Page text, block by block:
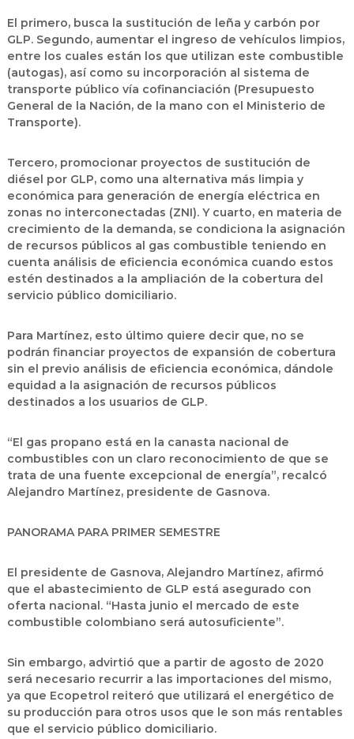
El primero, busca la sustitución de leña y carbón por
GLP. Segundo, aumentar el ingreso de vehículos limpios,
entre los cuales están los que utilizan este combustible
(autogas), así como su incorporación al sistema de
transporte público vía cofinanciación (Presupuesto
General de la Nación, de la mano con el Ministerio de
Transporte).
Tercero, promocionar proyectos de sustitución de
diésel por GLP, como una alternativa más limpia y
económica para generación de energía eléctrica en
zonas no interconectadas (ZNI). Y cuarto, en materia de
crecimiento de la demanda, se condiciona la asignación
de recursos públicos al gas combustible teniendo en
cuenta análisis de eficiencia económica cuando estos
estén destinados a la ampliación de la cobertura del
servicio público domiciliario.
Para Martínez, esto último quiere decir que, no se
podrán financiar proyectos de expansión de cobertura
sin el previo análisis de eficiencia económica, dándole
equidad a la asignación de recursos públicos
destinados a los usuarios de GLP.
“El gas propano está en la canasta nacional de
combustibles con un claro reconocimiento de que se
trata de una fuente excepcional de energía”, recalcó
Alejandro Martínez, presidente de Gasnova.
PANORAMA PARA PRIMER SEMESTRE
El presidente de Gasnova, Alejandro Martínez, afirmó
que el abastecimiento de GLP está asegurado con
oferta nacional. “Hasta junio el mercado de este
combustible colombiano será autosuficiente”.
Sin embargo, advirtió que a partir de agosto de 2020
será necesario recurrir a las importaciones del mismo,
ya que Ecopetrol reiteró que utilizará el energético de
su producción para otros usos que le son más rentables
que el servicio público domiciliario.